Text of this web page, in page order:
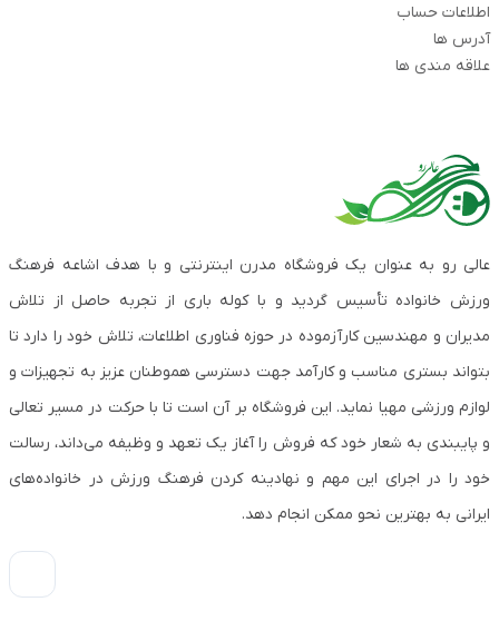
اطلاعات حساب
آدرس ها
علاقه مندی ها
عالی رو به عنوان یک فروشگاه مدرن اینترنتی و با هدف اشاعه فرهنگ
ورزش خانواده تأسیس گردید و با کوله باری از تجربه حاصل از تلاش
مدیران و مهندسین کارآزموده در حوزه فناوری اطلاعات، تلاش خود را دارد تا
بتواند بستری مناسب و کارآمد جهت دسترسی هموطنان عزیز به تجهیزات و
لوازم ورزشی مهیا نماید. این فروشگاه بر آن است تا با حرکت در مسیر تعالی
و پایبندی به شعار خود که فروش را آغاز یک تعهد و وظیفه می‌داند، رسالت
خود را در اجرای این مهم و نهادینه کردن فرهنگ ورزش در خانواده‌های
ایرانی به بهترین نحو ممکن انجام دهد.